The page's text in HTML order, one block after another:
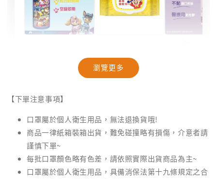
筒面紙｜40抽
NT$ 29
乖聯名款濕紙巾
｜乖乖發財巾｜
28抽/88抽
NT$ 30
瀏覽更多
【下單注意事項】
口罩屬於個人衛生用品，無法退換貨哦!
商品一律紙箱裝箱出貨，難免碰撞略有損傷，介意者請
謹慎下單~
每批口罩顏色略有色差，請依照實際出貨商品為主~
口罩屬於個人衛生用品，具備消保法第十九條規定之合